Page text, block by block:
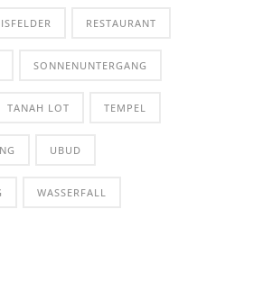
RESTAURANT
SONNENUNTERGANG
TANAH LOT TEMPEL
UBUD
WASSERFALL